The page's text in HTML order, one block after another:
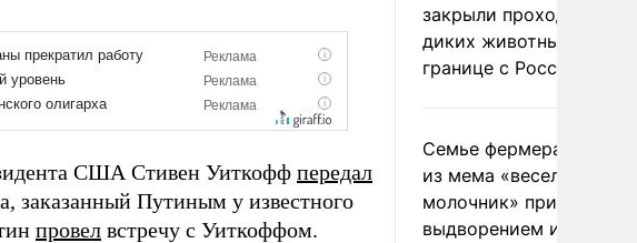
США Стивен Уиткофф передал
заказанный Путиным у известного
провел встречу с Уиткоффом.
закрыли проходы для
диких животных на
границе с Россией
Семье фермера
из мема «веселый
молочник» пригрозили
выдворением из